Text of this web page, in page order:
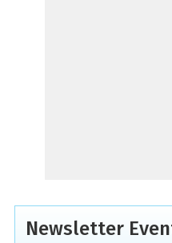
Newsletter